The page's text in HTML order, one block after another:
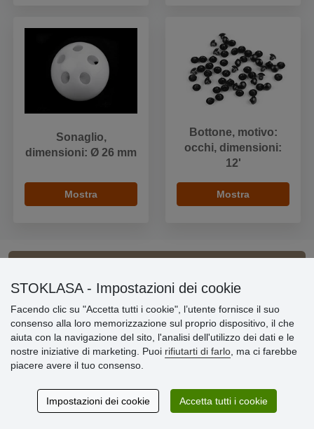
Sonaglio,
dimensioni: Ø 26 mm
Mostra
Bottone, motivo:
occhi, dimensioni:
12'
Mostra
Informazioni importanti
» Impostazioni dei cookie
» Termini & Condizioni
» Informativa sulla Privacy
» Consegna e pagamento
» Garanzia e resi
STOKLASA - Impostazioni dei cookie
Facendo clic su "Accetta tutti i cookie", l’utente fornisce il suo
consenso alla loro memorizzazione sul proprio dispositivo, il che
aiuta con la navigazione del sito, l'analisi dell'utilizzo dei dati e le
nostre iniziative di marketing. Puoi rifiutarti di farlo , ma ci farebbe
piacere avere il tuo consenso.
Impostazioni dei cookie Accetta tutti i cookie